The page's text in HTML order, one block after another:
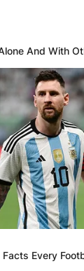
And With
Every